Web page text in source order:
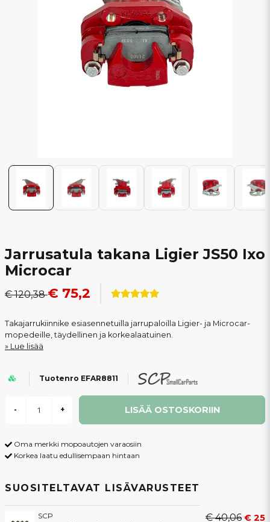
Jarrusatula takana Ligier JS50 Ixo
Microcar
€ 120,38€ 75,2
Takajarrukiinnike esiasennetuilla jarrupaloilla Ligier- ja Microcar-
mopedeille, täydellinen ja korkealaatuinen.
Lue lisää
Tuotenro EFAR8811
- + LISÄÄ OSTOSKORIIN
Oma merkki mopoautojen varaosiin
Korkea laatu edullisempaan hintaan
SUOSITELTAVAT LISÄVARUSTEET
SCP
€ 40,06 € 25